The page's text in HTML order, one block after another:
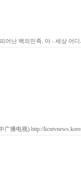
어난 백의민족. 아 - 세상 어
播电视) http://